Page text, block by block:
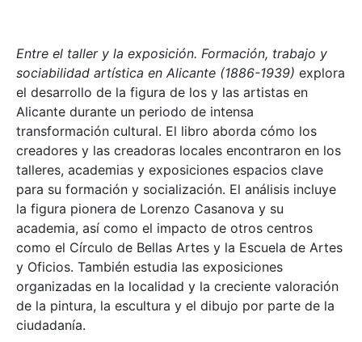
Entre el taller y la exposición. Formación, trabajo y
sociabilidad artística en Alicante (1886-1939) explora
el desarrollo de la figura de los y las artistas en
Alicante durante un periodo de intensa
transformación cultural. El libro aborda cómo los
creadores y las creadoras locales encontraron en los
talleres, academias y exposiciones espacios clave
para su formación y socialización. El análisis incluye
la figura pionera de Lorenzo Casanova y su
academia, así como el impacto de otros centros
como el Círculo de Bellas Artes y la Escuela de Artes
y Oficios. También estudia las exposiciones
organizadas en la localidad y la creciente valoración
de la pintura, la escultura y el dibujo por parte de la
ciudadanía.